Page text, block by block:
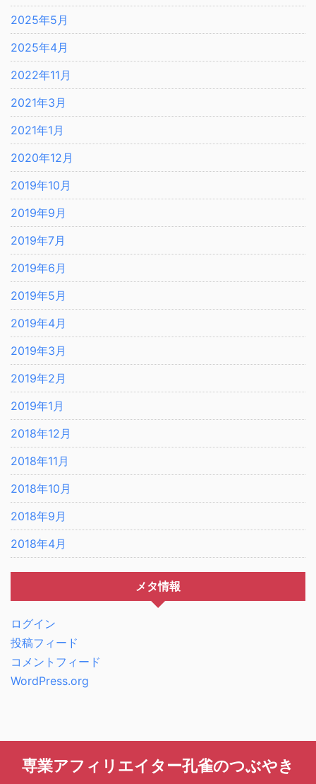
2025年5月
2025年4月
2022年11月
2021年3月
2021年1月
2020年12月
2019年10月
2019年9月
2019年7月
2019年6月
2019年5月
2019年4月
2019年3月
2019年2月
2019年1月
2018年12月
2018年11月
2018年10月
2018年9月
2018年4月
メタ情報
ログイン
投稿フィード
コメントフィード
WordPress.org
専業アフィリエイター孔雀のつぶやき